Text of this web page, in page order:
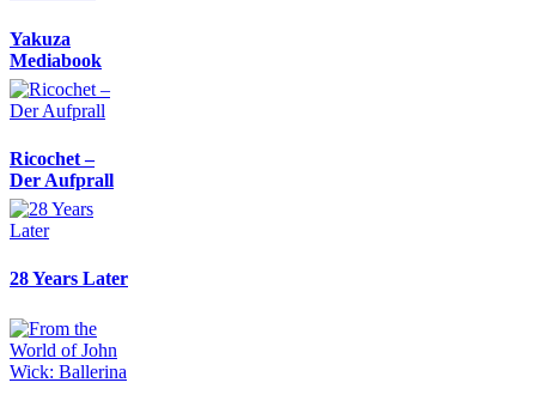
Yakuza
Mediabook
Ricochet –
Der Aufprall
28 Years Later